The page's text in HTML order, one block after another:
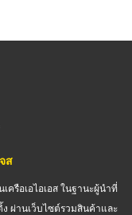
ส
ครือเอไอเอส ในฐานะผู้นำที่
ผ่านเว็บไซต์รวมสินค้าและ